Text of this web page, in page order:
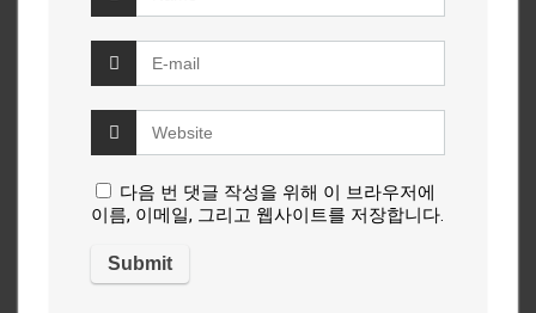
다음 번 댓글 작성을 위해 이 브라우저에
이름, 이메일, 그리고 웹사이트를 저장합니다.